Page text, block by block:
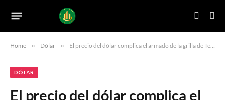
Home » Dólar » El precio del dólar complica el armado de la grilla de Telefe
DÓLAR
El precio del dólar complica el